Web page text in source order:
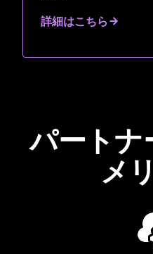
詳細はこちら
パートナ
メ